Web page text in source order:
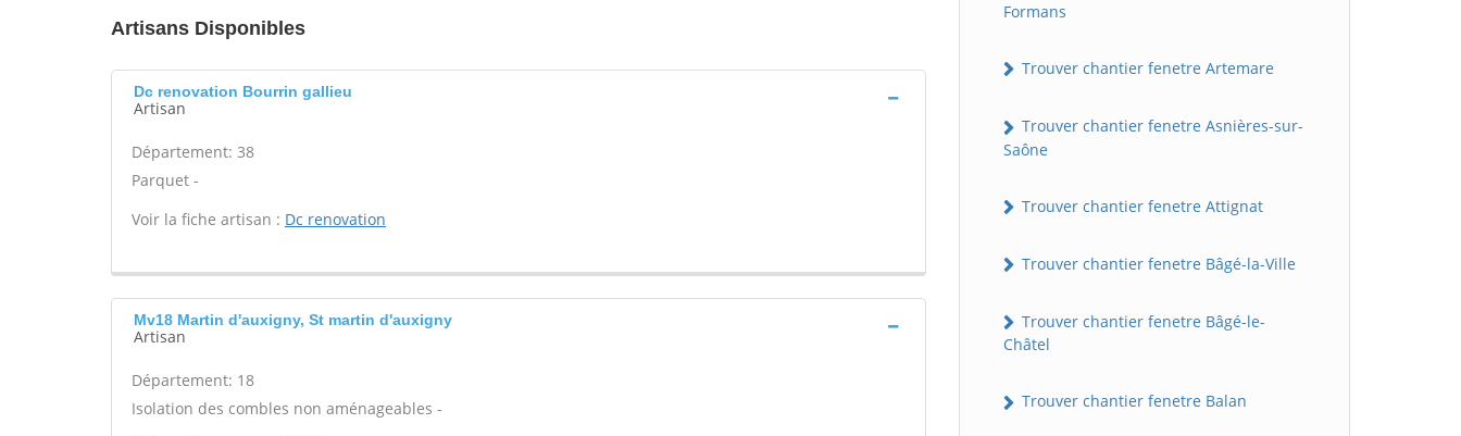
Artisans Disponibles
Dc renovation Bourrin gallieu
Artisan
Département: 38
Parquet -
Voir la fiche artisan : Dc renovation
Mv18 Martin d'auxigny, St martin d'auxigny
Artisan
Département: 18
Isolation des combles non aménageables -
Formans
Trouver chantier fenetre Artemare
Trouver chantier fenetre Asnières-sur-
Saône
Trouver chantier fenetre Attignat
Trouver chantier fenetre Bâgé-la-Ville
Trouver chantier fenetre Bâgé-le-
Châtel
Trouver chantier fenetre Balan